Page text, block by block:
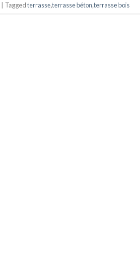
Taggedterrasse,terrasse béton,terrasse bois